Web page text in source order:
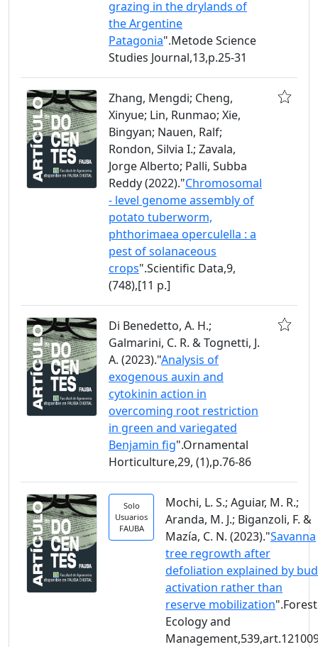
grazing in the drylands of
the Argentine
Patagonia".Metode Science
Studies Journal,13,p.25-31
Zhang, Mengdi; Cheng,
Xinyue; Lin, Runmao; Xie,
Bingyan; Nauen, Ralf;
Rondon, Silvia I.; Zavala,
Jorge Alberto; Palli, Subba
Reddy (2022)."Chromosomal
- level genome assembly of
potato tuberworm,
phthorimaea operculella : a
pest of solanaceous
crops".Scientific Data,9,
(748),[11 p.]
Di Benedetto, A. H.;
Galmarini, C. R. & Tognetti, J.
A. (2023)."Analysis of
exogenous auxin and
cytokinin action in
overcoming root restriction
in green and variegated
Benjamin fig".Ornamental
Horticulture,29, (1),p.76-86
Solo
Usuarios
FAUBA
Mochi, L. S.; Aguiar, M. R.;
Aranda, M. J.; Biganzoli, F. &
Mazía, C. N. (2023)."Savanna
tree regrowth after
defoliation explained by bud
activation rather than
reserve mobilization".Forest
Ecology and